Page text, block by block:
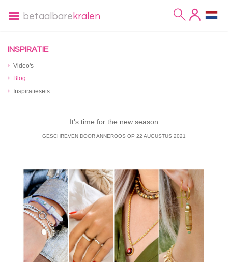
betaalbare kralen
INSPIRATIE
Video's
Blog
Inspiratiesets
It's time for the new season
GESCHREVEN DOOR ANNEROOS OP 22 AUGUSTUS 2021